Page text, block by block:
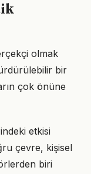
olmak
bir
çok önüne
etkisi
çevre, kişisel
biri